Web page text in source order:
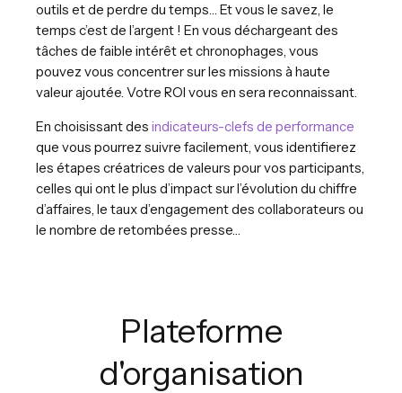
outils et de perdre du temps… Et vous le savez, le
temps c’est de l’argent ! En vous déchargeant des
tâches de faible intérêt et chronophages, vous
pouvez vous concentrer sur les missions à haute
valeur ajoutée. Votre ROI vous en sera reconnaissant.
En choisissant des indicateurs-clefs de performance
que vous pourrez suivre facilement, vous identifierez
les étapes créatrices de valeurs pour vos participants,
celles qui ont le plus d’impact sur l’évolution du chiffre
d’affaires, le taux d’engagement des collaborateurs ou
le nombre de retombées presse…
Plateforme
d'organisation